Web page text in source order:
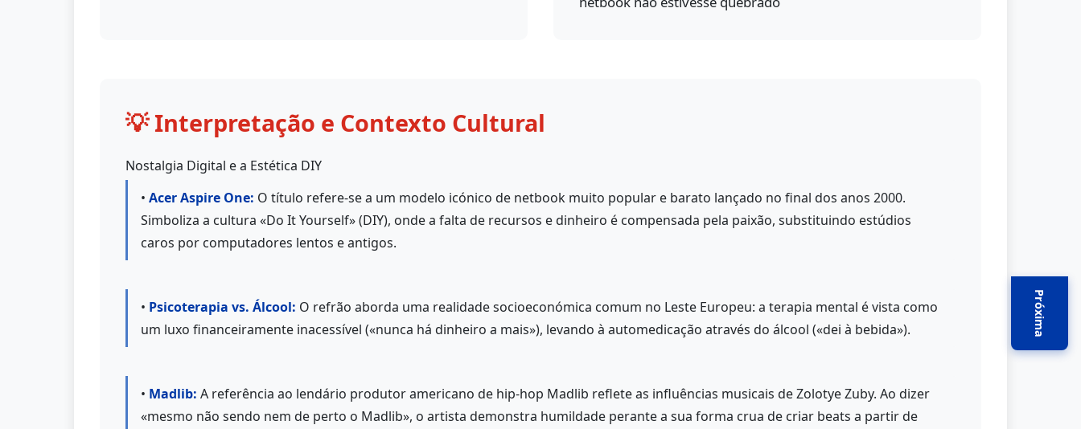
Próxima
💡 Interpretação e Contexto Cultural
Nostalgia Digital e a Estética DIY
• Acer Aspire One: O título refere-se a um modelo icónico de netbook muito popular e barato lançado no final dos anos 2000.
Simboliza a cultura «Do It Yourself» (DIY), onde a falta de recursos e dinheiro é compensada pela paixão, substituindo estúdios
caros por computadores lentos e antigos.
• Psicoterapia vs. Álcool: O refrão aborda uma realidade socioeconómica comum no Leste Europeu: a terapia mental é vista como
um luxo financeiramente inacessível («nunca há dinheiro a mais»), levando à automedicação através do álcool («dei à bebida»).
• Madlib: A referência ao lendário produtor americano de hip-hop Madlib reflete as influências musicais de Zolotye Zuby. Ao dizer
«mesmo não sendo nem de perto o Madlib», o artista demonstra humildade perante a sua forma crua de criar beats a partir de